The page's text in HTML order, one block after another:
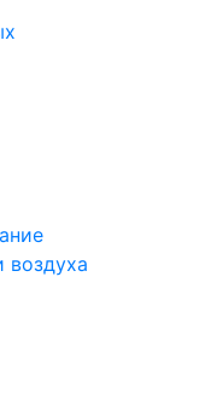
воздуха